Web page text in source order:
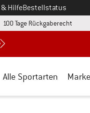
& HilfeBestellstatus
in einer Infobox
100 Tage Rückgaberecht
Alle Sportarten